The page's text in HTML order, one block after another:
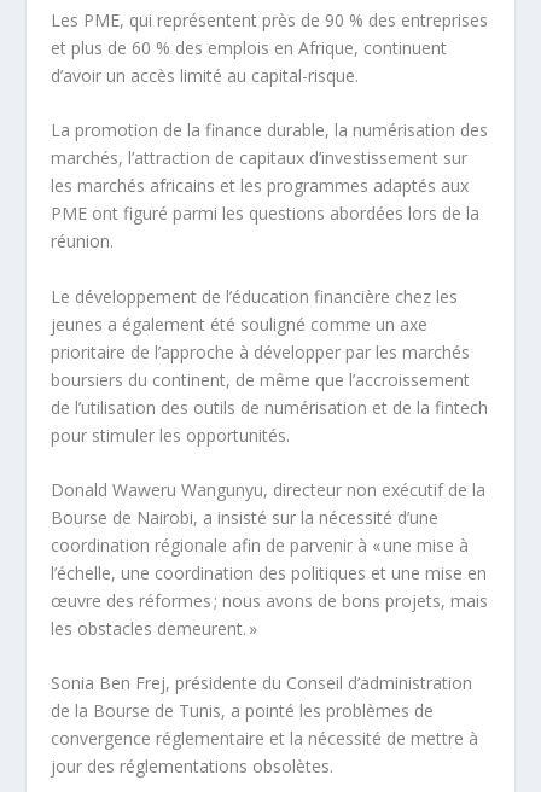
Les PME, qui représentent près de 90 % des entreprises
et plus de 60 % des emplois en Afrique, continuent
d’avoir un accès limité au capital-risque.
La promotion de la finance durable, la numérisation des
marchés, l’attraction de capitaux d’investissement sur
les marchés africains et les programmes adaptés aux
PME ont figuré parmi les questions abordées lors de la
réunion.
Le développement de l’éducation financière chez les
jeunes a également été souligné comme un axe
prioritaire de l’approche à développer par les marchés
boursiers du continent, de même que l’accroissement
de l’utilisation des outils de numérisation et de la fintech
pour stimuler les opportunités.
Donald Waweru Wangunyu, directeur non exécutif de la
Bourse de Nairobi, a insisté sur la nécessité d’une
coordination régionale afin de parvenir à « une mise à
l’échelle, une coordination des politiques et une mise en
œuvre des réformes ; nous avons de bons projets, mais
les obstacles demeurent. »
Sonia Ben Frej, présidente du Conseil d’administration
de la Bourse de Tunis, a pointé les problèmes de
convergence réglementaire et la nécessité de mettre à
jour des réglementations obsolètes.